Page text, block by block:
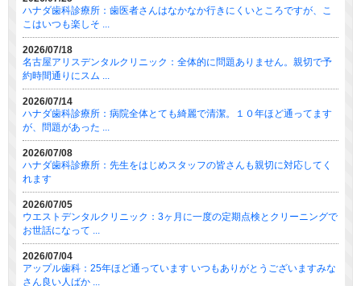
ハナダ歯科診療所：歯医者さんはなかなか行きにくいところですが、こ
こはいつも楽しそ ...
2026/07/18
名古屋アリスデンタルクリニック：全体的に問題ありません。親切で予
約時間通りにスム ...
2026/07/14
ハナダ歯科診療所：病院全体とても綺麗で清潔。１０年ほど通ってます
が、問題があった ...
2026/07/08
ハナダ歯科診療所：先生をはじめスタッフの皆さんも親切に対応してく
れます
2026/07/05
ウエストデンタルクリニック：3ヶ月に一度の定期点検とクリーニングで
お世話になって ...
2026/07/04
アップル歯科：25年ほど通っています いつもありがとうございますみな
さん良い人ばか ...